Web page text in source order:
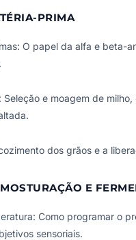
PRIMA
O papel da alfa e beta-
Seleção e moagem de milho,
dos grãos e a
E
Como programar o
sensoriais.